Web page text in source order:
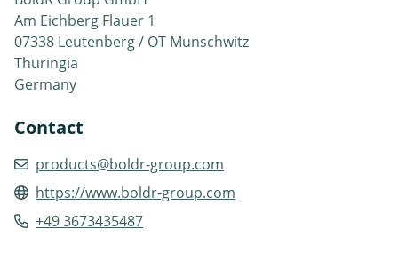
Am Eichberg Flauer 1
07338 Leutenberg / OT Munschwitz
Thuringia
Germany
Contact
products@boldr-group.com
https://www.boldr-group.com
+49 3673435487